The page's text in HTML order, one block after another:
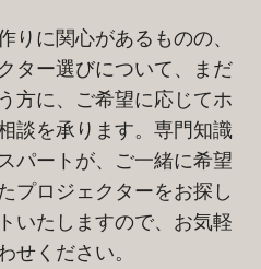
りに関心があるものの、
ター選びについて、まだ
方に、ご希望に応じてホ
談を承ります。専門知識
パートが、ご一緒に希望
プロジェクターをお探し
いたしますので、お気軽
せください。